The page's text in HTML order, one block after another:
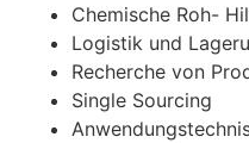
Chemische Roh-
Logistik und
Recherche von
Single Sourcing